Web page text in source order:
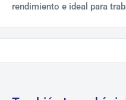
rendimiento e ideal para